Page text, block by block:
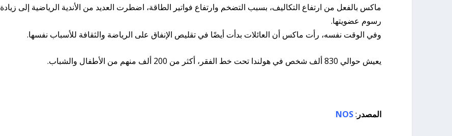
ماكس بالفعل من ارتفاع التكاليف، بسبب التضخم وارتفاع فواتير الطاقة، اضطرت العديد من الأندية الرياضية إلى زيادة
رسوم عضويتها.
وفي الوقت نفسه، رأت ماكس أن العائلات بدأت أيضًا في تقليص الإنفاق على الرياضة والثقافة للأسباب نفسها.
يعيش حوالي 830 ألف شخص في هولندا تحت خط الفقر، أكثر من 200 ألف منهم من الأطفال والشباب.
المصدر :
NOS